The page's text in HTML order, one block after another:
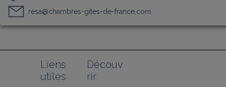
resa@chambres-gites-de-france.com
Liens
utiles
Découv
rir